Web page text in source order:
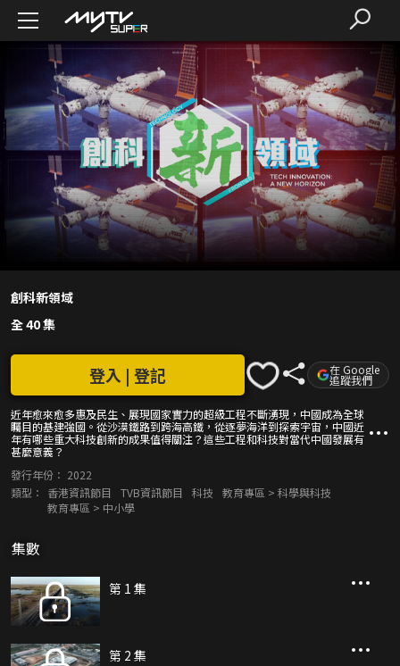
創科新領域
全 40 集
近年愈來愈多惠及民生、展現國家實力的超級工程不斷湧現，中國成為全球
矚目的基建強國。從沙漠鐵路到跨海高鐵，從逐夢海洋到探索宇宙，中國近
年有哪些重大科技創新的成果值得關注？這些工程和科技對當代中國發展有
甚麼意義？
登入 | 登記 在 Google
追蹤我們
發行年份： 2022
類型：
香港資訊節目 TVB資訊節目 科技
教育專區 > 科學與科技
教育專區 > 中小學
集數
第 1 集
第 2 集